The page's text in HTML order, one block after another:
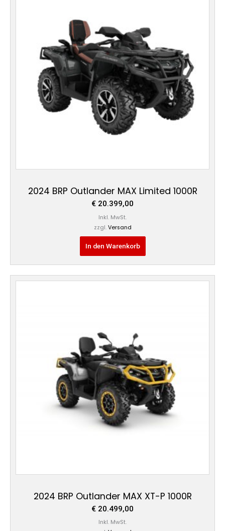
2024 BRP Outlander MAX Limited 1000R
€ 20.399,00
Inkl. MwSt.
zzgl. Versand
In den Warenkorb
2024 BRP Outlander MAX XT-P 1000R
€ 20.499,00
Inkl. MwSt.